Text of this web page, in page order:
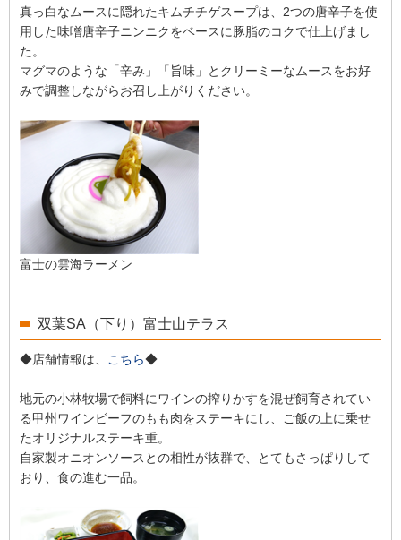
真っ白なムースに隠れたキムチチゲスープは、2つの唐辛子を使
用した味噌唐辛子ニンニクをベースに豚脂のコクで仕上げまし
た。
マグマのような「辛み」「旨味」とクリーミーなムースをお好
みで調整しながらお召し上がりください。
富士の雲海ラーメン
双葉SA（下り）富士山テラス
◆店舗情報は、 こちら◆
地元の小林牧場で飼料にワインの搾りかすを混ぜ飼育されてい
る甲州ワインビーフのもも肉をステーキにし、ご飯の上に乗せ
たオリジナルステーキ重。
自家製オニオンソースとの相性が抜群で、とてもさっぱりして
おり、食の進む一品。